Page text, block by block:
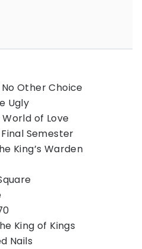
Other Choice
Ugly
of Love
Semester
King’s Warden
King of Kings
Nails